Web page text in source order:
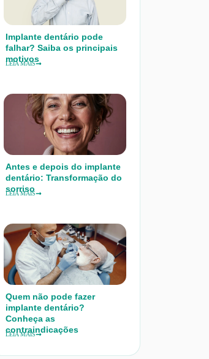
Implante dentário pode
falhar? Saiba os principais
motivos
LEIA MAIS
Antes e depois do implante
dentário: Transformação do
sorriso
LEIA MAIS
Quem não pode fazer
implante dentário?
Conheça as
contraindicações
LEIA MAIS